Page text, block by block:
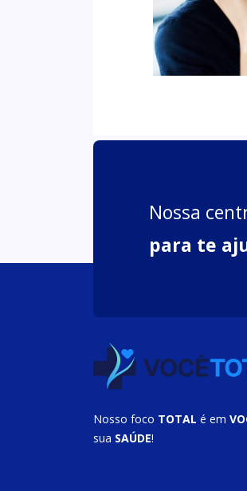
Nossa
para te
Nosso foco TOTAL é em
sua SAÚDE!